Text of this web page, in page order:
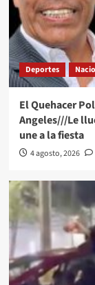
Deportes
El Quehacer
Angeles///Le
une a la fiesta
4 agosto, 2026